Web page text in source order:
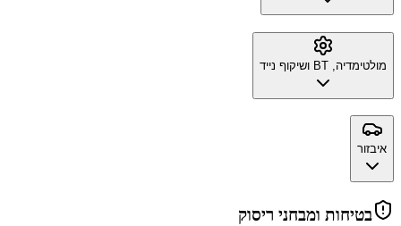
מולטימדיה, BT ושיקוף נייד
איבזור
בטיחות ומבחני ריסוק